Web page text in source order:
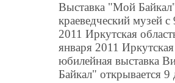
Выставка "Мой
краеведческий музей
2011 Иркутская
января 2011
юбилейная выставка
Байкал" открывается